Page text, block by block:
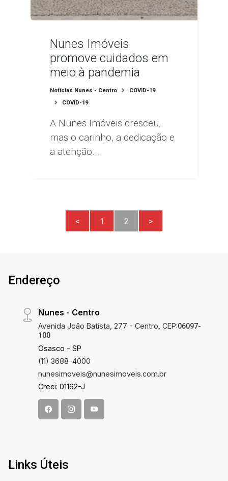
Nunes Imóveis
promove cuidados em
meio à pandemia
Notícias Nunes - Centro
COVID-19
COVID-19
A Nunes Imóveis cresceu,
mas o carinho, a dedicação e
a atenção...
< 1 2 >
Endereço
Nunes - Centro
Avenida João Batista, 277 - Centro, CEP:06097-
100
Osasco - SP
(11) 3688-4000
nunesimoveis@nunesimoveis.com.br
Creci: 01162-J
Links Úteis